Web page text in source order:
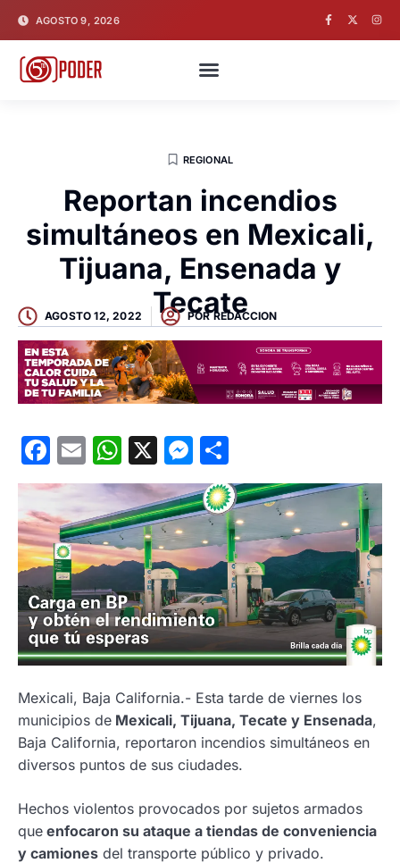
AGOSTO 9, 2026
REGIONAL
Reportan incendios
simultáneos en Mexicali,
Tijuana, Ensenada y
Tecate
AGOSTO 12, 2022 PORREDACCION
Facebook
EmailWhatsApp
X Messenger
Mexicali, Baja California.- Esta tarde de viernes los
municipios de Mexicali, Tijuana, Tecate y Ensenada,
Baja California, reportaron incendios simultáneos en
diversos puntos de sus ciudades.
Hechos violentos provocados por sujetos armados
que enfocaron su ataque a tiendas de conveniencia
y camiones del transporte público y privado.